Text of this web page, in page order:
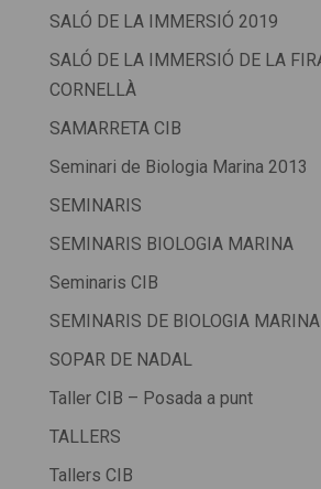
SALÓ DE LA IMMERSIÓ 2019
SALÓ DE LA IMMERSIÓ DE LA
CORNELLÀ
SAMARRETA CIB
Seminari de Biologia Marina 2013
SEMINARIS
SEMINARIS BIOLOGIA MARINA
Seminaris CIB
SEMINARIS DE BIOLOGIA MARINA
SOPAR DE NADAL
Taller CIB – Posada a punt
TALLERS
Tallers CIB